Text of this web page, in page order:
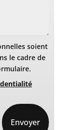
soient
le cadre de
Envoyer